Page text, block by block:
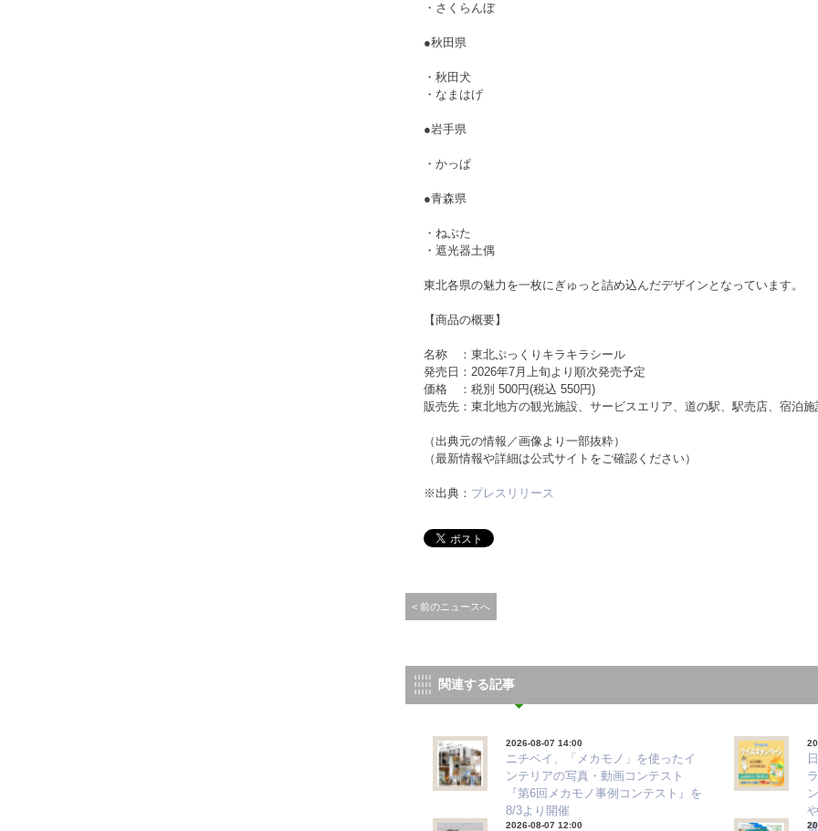
・さくらんぼ
●秋田県
・秋田犬
・なまはげ
●岩手県
・かっぱ
●青森県
・ねぶた
・遮光器土偶
東北各県の魅力を一枚にぎゅっと詰め込んだデザインとなっています。
【商品の概要】
名称 ：東北ぷっくりキラキラシール
発売日：2026年7月上旬より順次発売予定
価格 ：税別 500円(税込 550円)
販売先：東北地方の観光施設、サービスエリア、道の駅、駅売店、宿泊施
（出典元の情報／画像より一部抜粋）
（最新情報や詳細は公式サイトをご確認ください）
※出典： プレスリリース
< 前のニュースへ
関連する記事
2026-08-07 14:00
ニチベイ、「メカモノ」を使ったイ
ンテリアの写真・動画コンテスト
『第6回メカモノ事例コンテスト』を
8/3より開催
2026-08-07 12:00